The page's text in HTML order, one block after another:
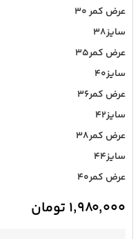
عرض کمر ۳۰
سایز۳۸
عرض کمر۳۵
سایز۴۰
عرض کمر۳۶
سایز۴۲
عرض کمر۳۸
سایز۴۴
عرض کمر۴۰
۱,۹۸۰,۰۰۰ تومان